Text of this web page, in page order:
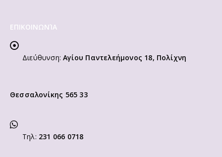
ΕΠΙΚΟΙΝΩΝΊΑ
Διεύθυνση: Αγίου Παντελεήμονος 18, Πολίχνη
Θεσσαλονίκης 565 33
Τηλ: 231 066 0718